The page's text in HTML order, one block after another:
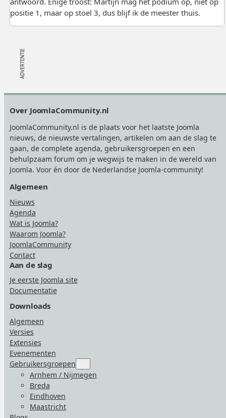
positie 1, maar op stoel 3, dus blijf ik de meester thuis.
Over JoomlaCommunity.nl
JoomlaCommunity.nl is de plaats voor het laatste Joomla
nieuws, de nieuwste vertalingen, artikelen om aan de slag te
gaan, de complete agenda, gebruikersgroepen en een
behulpzaam forum om je wegwijs te maken in de wereld van
Joomla. Voor én door de Nederlandse Joomla-community!
Algemeen
Nieuws
Agenda
Wat is Joomla?
Waarom Joomla?
JoomlaCommunity
Contact
Aan de slag
Je eerste Joomla site
Documentatie
Downloads
Algemeen
Versies
Extensies
Evenementen
Gebruikersgroepen
for
“Gebruikersgroepen”
Arnhem / Nijmegen
Breda
Eindhoven
Maastricht